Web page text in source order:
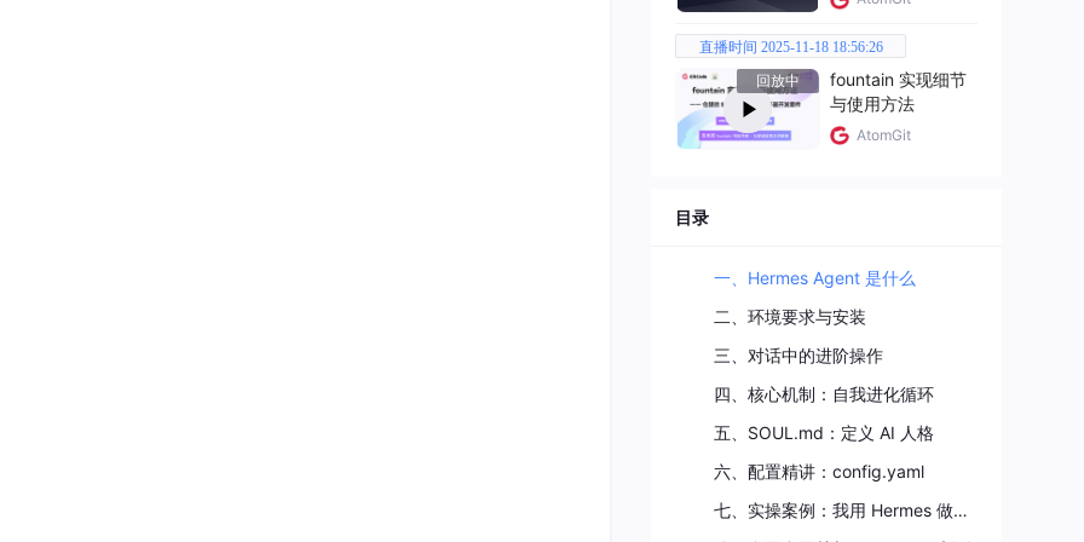
直播时间 2025-11-18 18:56:26
回放中
fountain 实现细节
与使用方法
AtomGit
目录
一、Hermes Agent 是什么
二、环境要求与安装
三、对话中的进阶操作
四、核心机制：自我进化循环
五、SOUL.md：定义 AI 人格
六、配置精讲：config.yaml
七、实操案例：我用 Hermes 做什么